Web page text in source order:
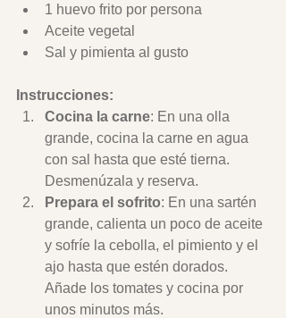
1 huevo frito por persona
Aceite vegetal
Sal y pimienta al gusto
Instrucciones:
Cocina la carne: En una olla
grande, cocina la carne en agua
con sal hasta que esté tierna.
Desmenúzala y reserva.
Prepara el sofrito: En una sartén
grande, calienta un poco de aceite
y sofríe la cebolla, el pimiento y el
ajo hasta que estén dorados.
Añade los tomates y cocina por
unos minutos más.